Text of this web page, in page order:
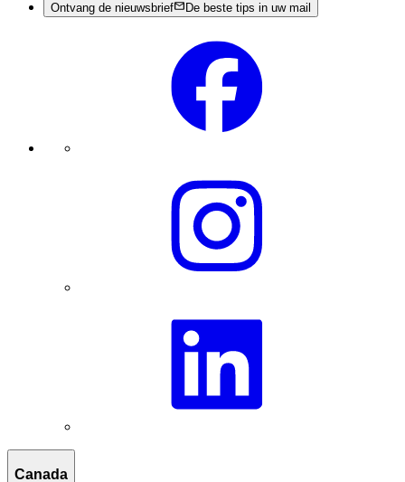
Ontvang de nieuwsbrief De beste tips in uw mail
Canada